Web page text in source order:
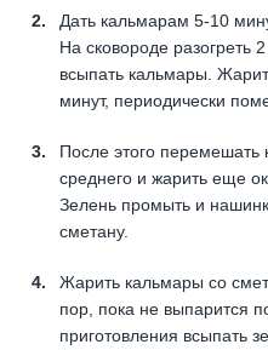
Дать кальмарам 5-10
На сковороде разогреть
всыпать кальмары.
минут, периодически
После этого перемешать
среднего и жарить еще
Зелень промыть и
сметану.
Жарить кальмары со
пор, пока не выпарится
приготовления всыпать